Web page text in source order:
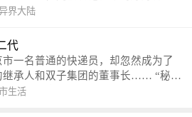
法九星霸体诀，拨开重重迷雾，解
恶鬼邪神。 江湖传闻：龙
啸。龙尘一出，鬼泣神哭。 本
如有雷同，那就是真事儿，想要对
间进群：487963015 微信公众号：
者搜索：pingfanmoshushi1982,公众
界大陆
代
一名普通的快递员，却忽然成为了
承人和双子集团的董事长…… “秘
套百亿富翁的吃喝住行标准！” “好
生活